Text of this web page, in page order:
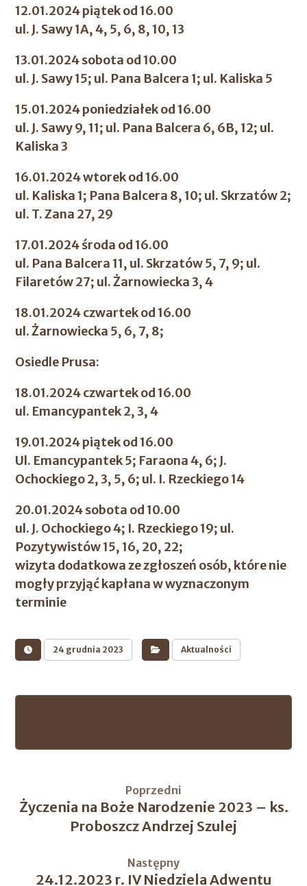
12.01.2024 piątek od 16.00
ul. J. Sawy 1A, 4, 5, 6, 8, 10, 13
13.01.2024 sobota od 10.00
ul. J. Sawy 15; ul. Pana Balcera 1; ul. Kaliska 5
15.01.2024 poniedziałek od 16.00
ul. J. Sawy 9, 11; ul. Pana Balcera 6, 6B, 12; ul.
Kaliska 3
16.01.2024 wtorek od 16.00
ul. Kaliska 1; Pana Balcera 8, 10; ul. Skrzatów 2;
ul. T. Zana 27, 29
17.01.2024 środa od 16.00
ul. Pana Balcera 11, ul. Skrzatów 5, 7, 9; ul.
Filaretów 27; ul. Żarnowiecka 3, 4
18.01.2024 czwartek od 16.00
ul. Żarnowiecka 5, 6, 7, 8;
Osiedle Prusa:
18.01.2024 czwartek od 16.00
ul. Emancypantek 2, 3, 4
19.01.2024 piątek od 16.00
Ul. Emancypantek 5; Faraona 4, 6; J.
Ochockiego 2, 3, 5, 6; ul. I. Rzeckiego 14
20.01.2024 sobota od 10.00
ul. J. Ochockiego 4; I. Rzeckiego 19; ul.
Pozytywistów 15, 16, 20, 22;
wizyta dodatkowa ze zgłoszeń osób, które nie
mogły przyjąć kapłana w wyznaczonym
terminie
24 grudnia 2023 Aktualności
Poprzedni
Życzenia na Boże Narodzenie 2023 – ks.
Proboszcz Andrzej Szulej
Następny
24.12.2023 r. IV Niedziela Adwentu